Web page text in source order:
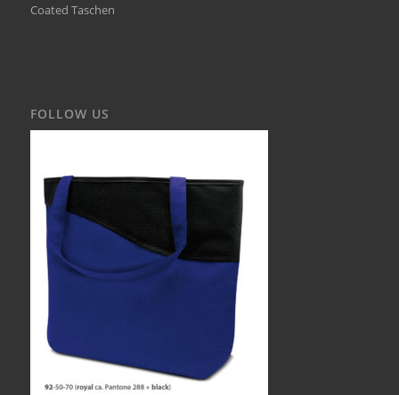
Coated Taschen
FOLLOW US